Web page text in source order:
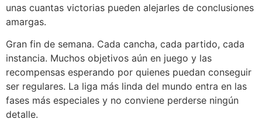
unas cuantas victorias pueden alejarles de conclusiones
amargas.
Gran fin de semana. Cada cancha, cada partido, cada
instancia. Muchos objetivos aún en juego y las
recompensas esperando por quienes puedan conseguir
ser regulares. La liga más linda del mundo entra en las
fases más especiales y no conviene perderse ningún
detalle.